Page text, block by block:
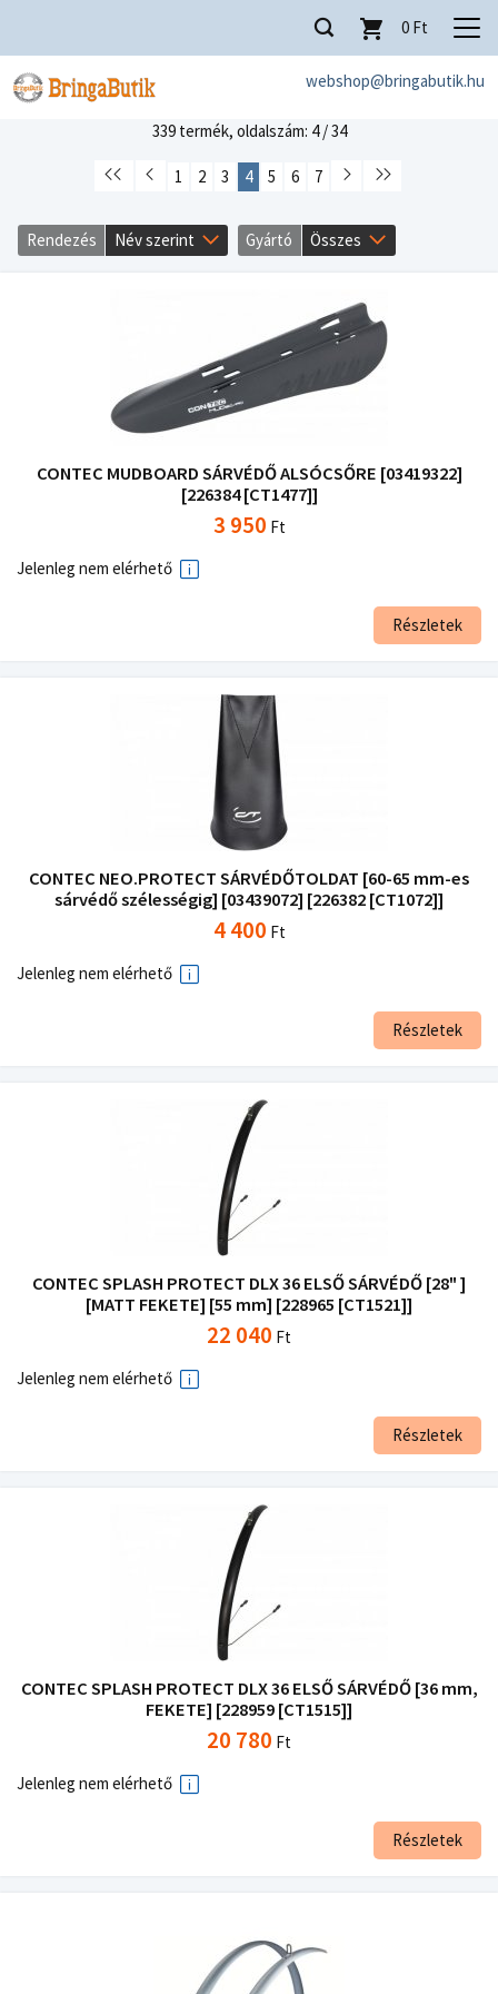
webshop@bringabutik.hu
0 Ft
339 termék, oldalszám: 4 / 34
1 2 3 4 5 6 7
Rendezés Név szerint Gyártó Összes
CONTEC MUDBOARD SÁRVÉDŐ ALSÓCSŐRE [03419322]
[226384 [CT1477]]
3 950 Ft
Jelenleg nem elérhető
Részletek
CONTEC NEO.PROTECT SÁRVÉDŐTOLDAT [60-65 mm-es
sárvédő szélességig] [03439072] [226382 [CT1072]]
4 400 Ft
Jelenleg nem elérhető
Részletek
CONTEC SPLASH PROTECT DLX 36 ELSŐ SÁRVÉDŐ [28" ]
[MATT FEKETE] [55 mm] [228965 [CT1521]]
22 040 Ft
Jelenleg nem elérhető
Részletek
CONTEC SPLASH PROTECT DLX 36 ELSŐ SÁRVÉDŐ [36 mm,
FEKETE] [228959 [CT1515]]
20 780 Ft
Jelenleg nem elérhető
Részletek